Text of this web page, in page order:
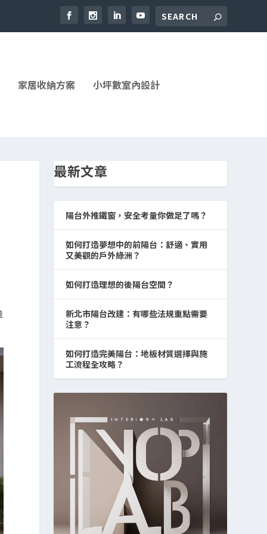
家居收納方案 小坪數室內設計
最新文章
陽台外推鐵窗，安全考量你做足了嗎？
如何打造夢想中的前陽台：舒適、實用
又美觀的戶外綠洲？
如何打造理想的後陽台空間？
新北市陽台改建：有哪些法規重點需要
注意？
如何打造完美陽台：地板材質選擇與施
工流程全攻略？